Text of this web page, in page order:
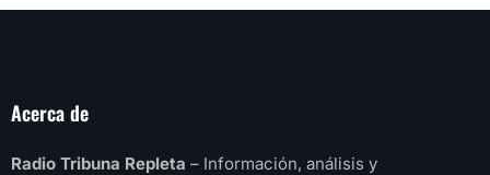
Acerca de
Radio Tribuna Repleta – Información, análisis y